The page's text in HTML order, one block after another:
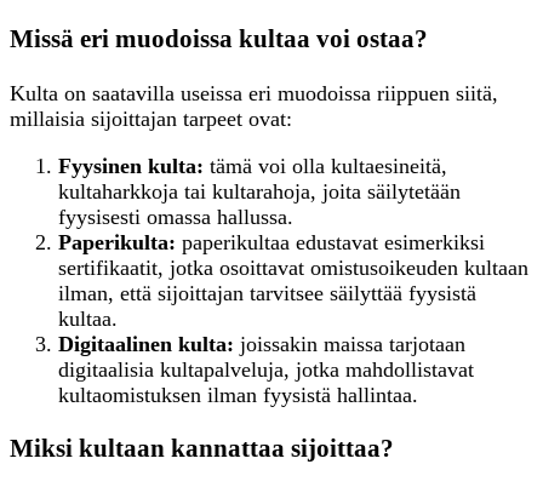
Missä eri muodoissa kultaa voi ostaa?
Kulta on saatavilla useissa eri muodoissa riippuen siitä,
millaisia sijoittajan tarpeet ovat:
Fyysinen kulta: tämä voi olla kultaesineitä,
kultaharkkoja tai kultarahoja, joita säilytetään
fyysisesti omassa hallussa.
Paperikulta: paperikultaa edustavat esimerkiksi
sertifikaatit, jotka osoittavat omistusoikeuden kultaan
ilman, että sijoittajan tarvitsee säilyttää fyysistä
kultaa.
Digitaalinen kulta: joissakin maissa tarjotaan
digitaalisia kultapalveluja, jotka mahdollistavat
kultaomistuksen ilman fyysistä hallintaa.
Miksi kultaan kannattaa sijoittaa?